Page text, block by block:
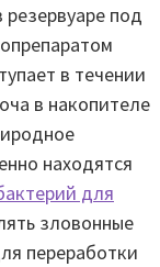
под
в течении
в накопителе
находятся
для
зловонные
переработки